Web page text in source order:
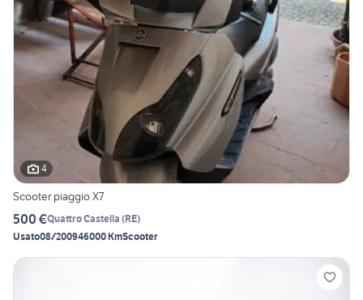
4
Scooter piaggio X7
500 €Quattro Castella (RE)
Usato08/200946000 KmScooter